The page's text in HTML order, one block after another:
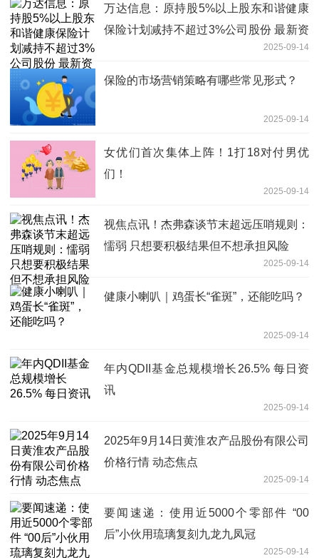
万达信息：原持股5%以上股东和谐健康
保险计划减持不超过3%公司股份 最新资
2025-09-14
保险的市场营销策略有哪些常见形式？
2025-09-14
女优们首次集体上阵！1打18对付男优
们！
2025-09-14
视焦点讯！杰弗森谈节末超远压哨规则：
懦弱 只想要积极结果但不想承担风险
2025-09-14
健康小喇叭｜鸡蛋长“雀斑”，还能吃吗？
2025-09-14
年内QDII基金总规模增长26.5% 每日资
讯
2025-09-14
2025年9月14日黄淮农产品股份有限公司
价格行情 动态焦点
2025-09-14
要闻速递：使用近5000个零部件 “00
后”小伙用琉璃复刻九龙九凤冠
2025-09-14